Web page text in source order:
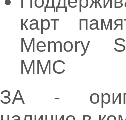
карт
Memory
ММС
ЗА -